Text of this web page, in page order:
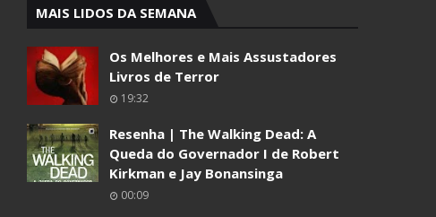
MAIS LIDOS DA SEMANA
Os Melhores e Mais Assustadores
Livros de Terror
19:32
Resenha | The Walking Dead: A
Queda do Governador I de Robert
Kirkman e Jay Bonansinga
00:09